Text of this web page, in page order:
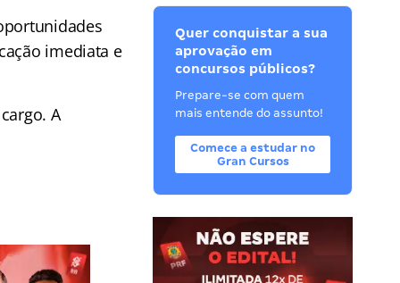
imediata e
A
Quer conquistar a sua
aprovação em
concursos públicos?
Prepare-se com quem
mais entende do assunto!
Comece a estudar no
Gran Cursos